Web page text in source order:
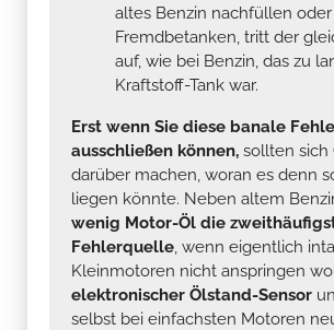
altes Benzin nachfüllen oder
Fremdbetanken, tritt der
auf, wie bei Benzin, das zu
Kraftstoff-Tank war.
Erst wenn Sie diese banale
ausschließen können, sollten sich
darüber machen, woran es denn
liegen könnte. Neben altem
wenig Motor-Öl die
Fehlerquelle, wenn eigentlich
Kleinmotoren nicht anspringen
elektronischer Ölstand-Sensor
selbst bei einfachsten Motoren